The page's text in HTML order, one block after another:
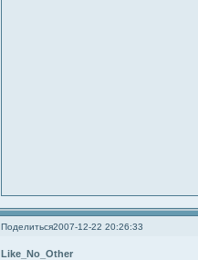
Поделиться2007-12-22 20:26:33
Like_No_Other